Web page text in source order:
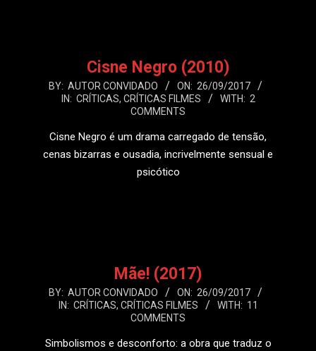
Cisne Negro (2010)
2017-
BY: AUTOR CONVIDADO ON: 26/09/2017
IN: CRÍTICAS, CRÍTICAS FILMES WITH: 2
COMMENTS
Cisne Negro é um drama carregado de tensão,
cenas bizarras e ousadia, incrivelmente sensual e
psicótico
Mãe! (2017)
2017-
BY: AUTOR CONVIDADO ON: 26/09/2017
IN: CRÍTICAS, CRÍTICAS FILMES WITH: 11
COMMENTS
Simbolismos e desconforto: a obra que traduz o